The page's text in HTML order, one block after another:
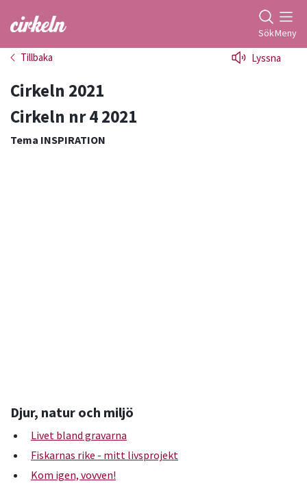
Gå till studiefrämjandets startsida SökMeny
Tillbaka Lyssna
Cirkeln 2021
Cirkeln nr 4 2021
Tema INSPIRATION
Djur, natur och miljö
Livet bland gravarna
Fiskarnas rike - mitt livsprojekt
Kom igen, vovven!